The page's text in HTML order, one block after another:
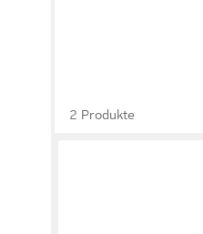
2 Produkte